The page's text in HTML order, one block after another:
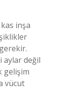
kas inşa
aylar değil
gelişim
vücut